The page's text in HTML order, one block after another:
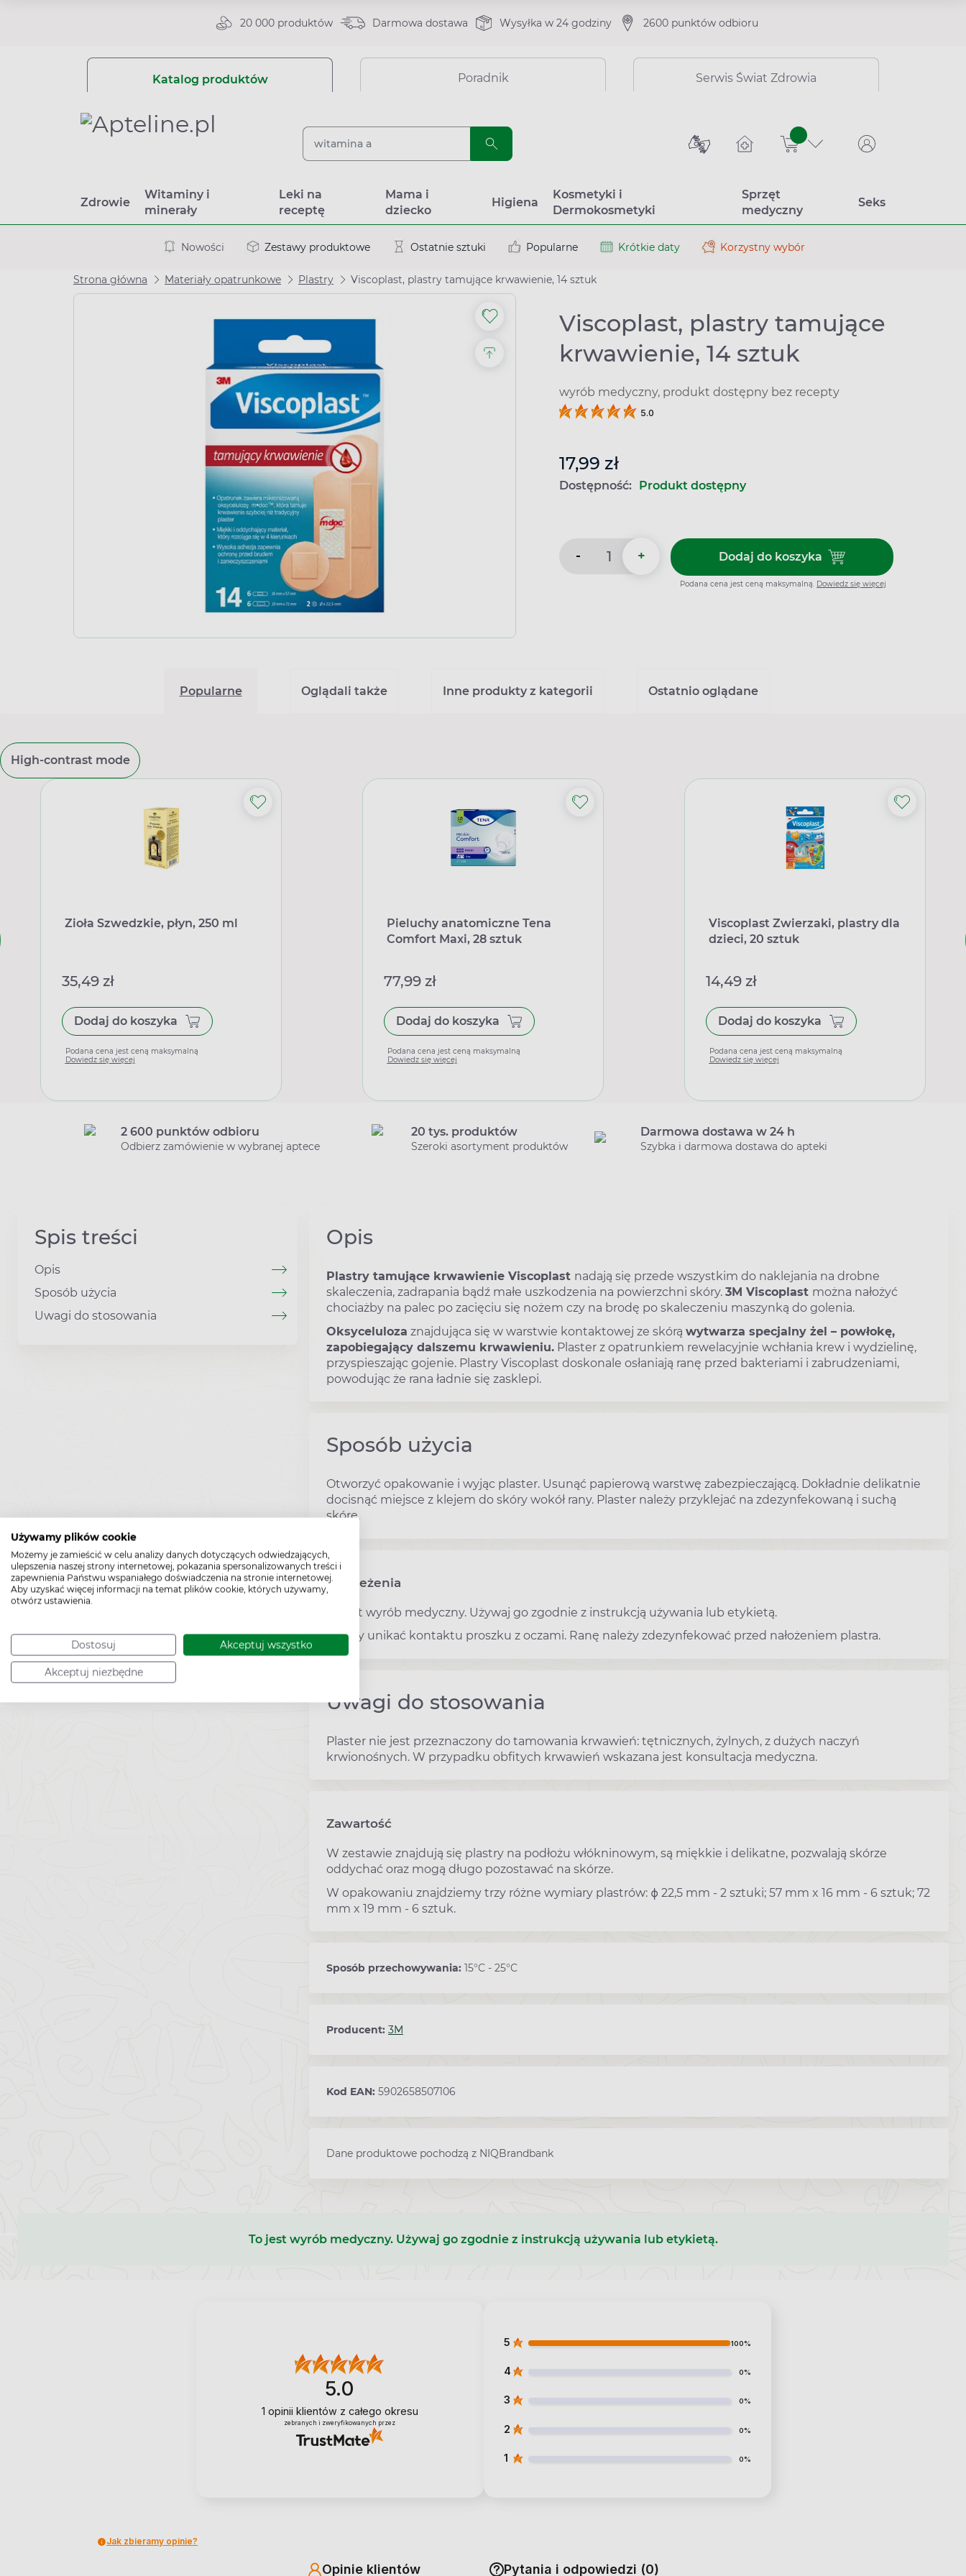
Używamy plików cookie
Możemy je zamieścić w celu analizy danych dotyczących odwiedzających,
ulepszenia naszej strony internetowej, pokazania spersonalizowanych treści i
zapewnienia Państwu wspaniałego doświadczenia na stronie internetowej.
Aby uzyskać więcej informacji na temat plików cookie, których używamy,
otwórz ustawienia.
Dostosuj Akceptuj wszystko
Akceptuj niezbędne
20 000 produktów Darmowa dostawa Wysyłka w 24 godziny 2600 punktów odbioru
Katalog produktów Poradnik Serwis Świat Zdrowia
sztuk
Zdrowie
Witaminy i
minerały
Leki na
receptę
Mama i
dziecko
Higiena
Kosmetyki i
Dermokosmetyki
Sprzęt
medyczny
Seks
Nowości Zestawy produktowe Ostatnie sztuki Popularne Krótkie daty Korzystny wybór
Strona główna Materiały opatrunkowe Plastry Viscoplast, plastry tamujące krwawienie, 14 sztuk
Viscoplast, plastry tamujące
krwawienie, 14 sztuk
wyrób medyczny, produkt dostępny bez recepty
5.0
17,99 zł
Dostępność: Produkt dostępny
- + Dodaj do koszykaDodaj do koszyka Viscoplast,
Podana cena jest ceną maksymalną. Dowiedz się więcej
Popularne Oglądali także Inne produkty z kategorii Ostatnio oglądane
High-contrast mode
Zioła Szwedzkie, płyn, 250 ml
35,49 zł
Dodaj do koszyka
Podana cena jest ceną maksymalną
Dowiedz się więcej
Pieluchy anatomiczne Tena
Comfort Maxi, 28 sztuk
77,99 zł
Dodaj do koszyka
Podana cena jest ceną maksymalną
Dowiedz się więcej
Viscoplast Zwierzaki, plastry dla
dzieci, 20 sztuk
14,49 zł
Dodaj do koszyka
Podana cena jest ceną maksymalną
Dowiedz się więcej
2 600 punktów odbioru
Odbierz zamówienie w wybranej aptece
20 tys. produktów
Szeroki asortyment produktów
Darmowa dostawa w 24 h
Szybka i darmowa dostawa do apteki
Spis treści
Opis
Sposób użycia
Uwagi do stosowania
Opis
Plastry tamujące krwawienie Viscoplast nadają się przede wszystkim do naklejania na drobne
skaleczenia, zadrapania bądź małe uszkodzenia na powierzchni skóry. 3M Viscoplast można nałożyć
chociażby na palec po zacięciu się nożem czy na brodę po skaleczeniu maszynką do golenia.
Oksyceluloza znajdująca się w warstwie kontaktowej ze skórą wytwarza specjalny żel – powłokę,
zapobiegający dalszemu krwawieniu. Plaster z opatrunkiem rewelacyjnie wchłania krew i wydzielinę,
przyspieszając gojenie. Plastry Viscoplast doskonale osłaniają ranę przed bakteriami i zabrudzeniami,
powodując że rana ładnie się zasklepi.
Sposób użycia
Otworzyć opakowanie i wyjąc plaster. Usunąć papierową warstwę zabezpieczającą. Dokładnie delikatnie
docisnąć miejsce z klejem do skóry wokół rany. Plaster należy przyklejać na zdezynfekowaną i suchą
skórę.
Ostrzeżenia
To jest wyrób medyczny. Używaj go zgodnie z instrukcją używania lub etykietą.
Należy unikać kontaktu proszku z oczami. Ranę należy zdezynfekować przed nałożeniem plastra.
Uwagi do stosowania
Plaster nie jest przeznaczony do tamowania krwawień: tętnicznych, żylnych, z dużych naczyń
krwionośnych. W przypadku obfitych krwawień wskazana jest konsultacja medyczna.
Zawartość
W zestawie znajdują się plastry na podłożu włókninowym, są miękkie i delikatne, pozwalają skórze
oddychać oraz mogą długo pozostawać na skórze.
W opakowaniu znajdziemy trzy różne wymiary plastrów: ϕ 22,5 mm - 2 sztuki; 57 mm x 16 mm - 6 sztuk; 72
mm x 19 mm - 6 sztuk.
Sposób przechowywania: 15°C - 25°C
Producent: 3M
Kod EAN: 5902658507106
Dane produktowe pochodzą z NIQBrandbank
To jest wyrób medyczny. Używaj go zgodnie z instrukcją używania lub etykietą.
5.0
1 opinii klientów z całego okresu
zebranych i zweryfikowanych przez
5 100%
4 0%
3 0%
2 0%
1 0%
Jak zbieramy opinie?
Opinie klientów Pytania i odpowiedzi (0)